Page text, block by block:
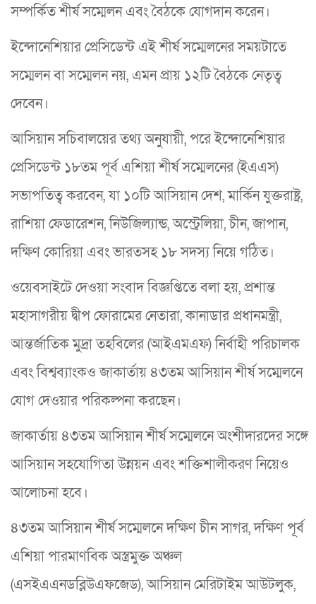
সম্পর্কিত শীর্ষ সম্মেলন এবং বৈঠকে যোগদান করেন।
ইন্দোনেশিয়ার প্রেসিডেন্ট এই শীর্ষ সম্মেলনের সময়টাতে
সম্মেলন বা সম্মেলন নয়, এমন প্রায় ১২টি বৈঠকে নেতৃত্ব
দেবেন।
আসিয়ান সচিবালয়ের তথ্য অনুযায়ী, পরে ইন্দোনেশিয়ার
প্রেসিডেন্ট ১৮তম পূর্ব এশিয়া শীর্ষ সম্মেলনের (ইএএস)
সভাপতিত্ব করবেন, যা ১০টি আসিয়ান দেশ, মার্কিন যুক্তরাষ্ট্র,
রাশিয়া ফেডারেশন, নিউজিল্যান্ড, অস্ট্রেলিয়া, চীন, জাপান,
দক্ষিণ কোরিয়া এবং ভারতসহ ১৮ সদস্য নিয়ে গঠিত।
ওয়েবসাইটে দেওয়া সংবাদ বিজ্ঞপ্তিতে বলা হয়, প্রশান্ত
মহাসাগরীয় দ্বীপ ফোরামের নেতারা, কানাডার প্রধানমন্ত্রী,
আন্তর্জাতিক মুদ্রা তহবিলের (আইএমএফ) নির্বাহী পরিচালক
এবং বিশ্বব্যাংকও জাকার্তায় ৪৩তম আসিয়ান শীর্ষ সম্মেলনে
যোগ দেওয়ার পরিকল্পনা করছেন।
জাকার্তায় ৪৩তম আসিয়ান শীর্ষ সম্মেলনে অংশীদারদের সঙ্গে
আসিয়ান সহযোগিতা উন্নয়ন এবং শক্তিশালীকরণ নিয়েও
আলোচনা হবে।
৪৩তম আসিয়ান শীর্ষ সম্মেলনে দক্ষিণ চীন সাগর, দক্ষিণ পূর্ব
এশিয়া পারমাণবিক অস্ত্রমুক্ত অঞ্চল
(এসইএএনডব্লিউএফজেড), আসিয়ান মেরিটাইম আউটলুক,